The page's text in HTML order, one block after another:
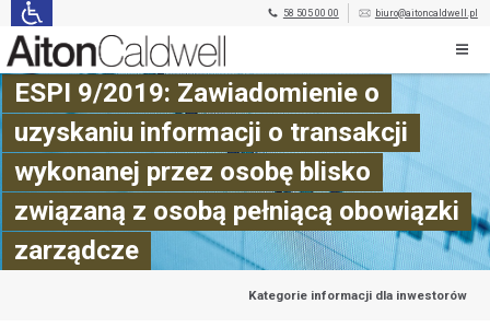
58 505 00 00 biuro@aitoncaldwell.pl
ESPI 9/2019: Zawiadomienie o
uzyskaniu informacji o transakcji
wykonanej przez osobę blisko
związaną z osobą pełniącą obowiązki
zarządcze
Kategorie informacji dla inwestorów